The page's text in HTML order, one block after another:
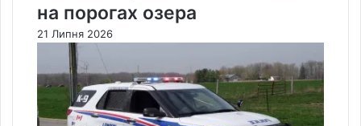
на порогах озера
21 Липня 2026